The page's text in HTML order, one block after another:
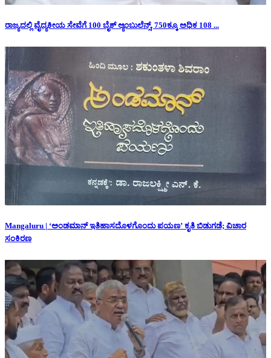
ರಾಜ್ಯದಲ್ಲಿ ವೈದ್ಯಕೀಯ ಸೇವೆಗೆ 100 ಬೈಕ್ ಆ್ಯಂಬುಲೆನ್ಸ್, 750ಕ್ಕೂ ಅಧಿಕ 108 ...
Mangaluru | ‘ಅಂಡಮಾನ್ ಇತಿಹಾಸದೊಳಗೊಂದು ಪಯಣ’ ಕೃತಿ ಬಿಡುಗಡೆ; ವಿಚಾರ
ಸಂಕಿರಣ